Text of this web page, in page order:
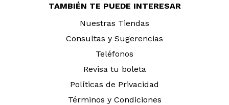
TAMBIÉN TE PUEDE INTERESAR
Nuestras Tiendas
Consultas y Sugerencias
Teléfonos
Revisa tu boleta
Políticas de Privacidad
Términos y Condiciones